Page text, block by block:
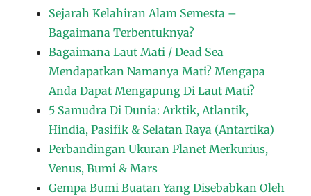
Sejarah Kelahiran Alam Semesta –
Bagaimana Terbentuknya?
Bagaimana Laut Mati / Dead Sea
Mendapatkan Namanya Mati? Mengapa
Anda Dapat Mengapung Di Laut Mati?
5 Samudra Di Dunia: Arktik, Atlantik,
Hindia, Pasifik & Selatan Raya (Antartika)
Perbandingan Ukuran Planet Merkurius,
Venus, Bumi & Mars
Gempa Bumi Buatan Yang Disebabkan Oleh